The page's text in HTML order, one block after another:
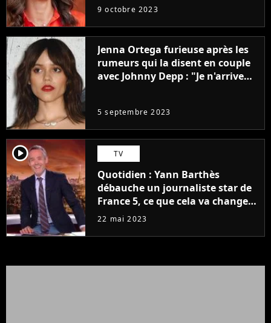
9 octobre 2023
Jenna Ortega furieuse après les
rumeurs qui la disent en couple
avec Johnny Depp : "Je n'arrive
5 septembre 2023
player2 TV
Quotidien : Yann Barthès
débauche un journaliste star de
France 5, ce que cela va changer
à la rentrée
22 mai 2023